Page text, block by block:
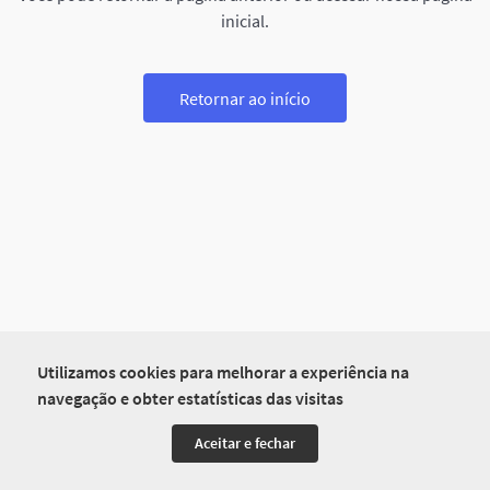
Utilizamos cookies para melhorar a experiência na
navegação e obter estatísticas das visitas
Aceitar e fechar
inicial.
Retornar ao início